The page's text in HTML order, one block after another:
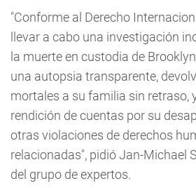
"Conforme al Derecho
llevar a cabo una investigación
la muerte en custodia de
una autopsia transparente,
mortales a su familia sin retraso,
rendición de cuentas por su
otras violaciones de derechos
relacionadas", pidió Jan-Michael
del grupo de expertos.